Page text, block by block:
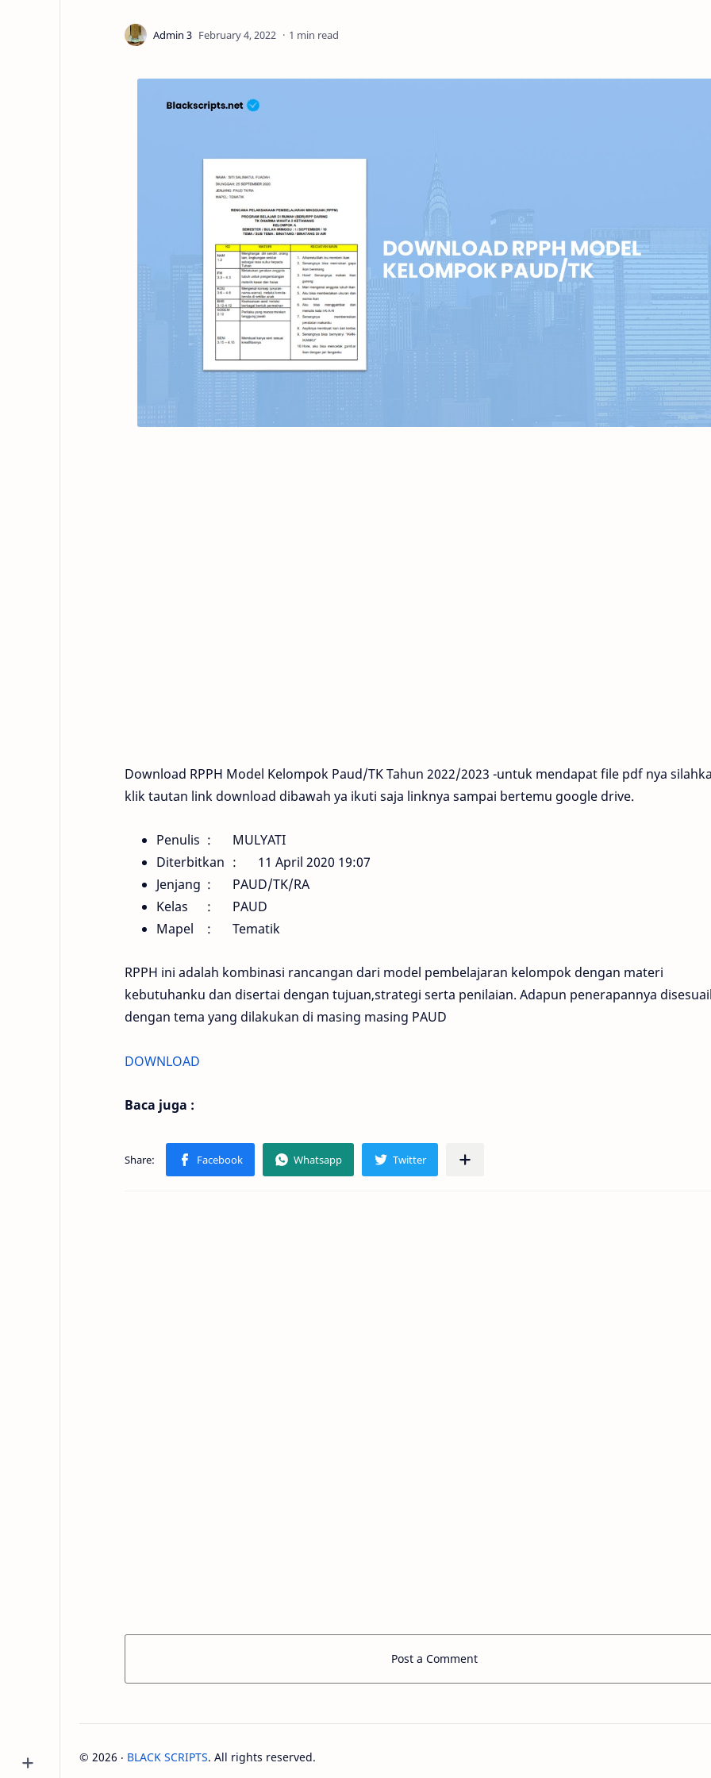
1 min read
Download RPPH Model Kelompok Paud/TK Tahun 2022/2023 -untuk mendapat file pdf nya
klik tautan link download dibawah ya ikuti saja linknya sampai bertemu google drive.
Penulis :
MULYATI
Diterbitkan :
11 April 2020 19:07
Jenjang :
PAUD/TK/RA
Kelas
:
PAUD
Mapel
: Tematik
RPPH ini adalah kombinasi rancangan dari model pembelajaran kelompok dengan materi
kebutuhanku dan disertai dengan tujuan,strategi serta penilaian. Adapun penerapannya
dengan tema yang dilakukan di masing masing PAUD
DOWNLOAD
Baca juga :
Post a Comment
© 2026 ‧ BLACK SCRIPTS. All rights reserved.